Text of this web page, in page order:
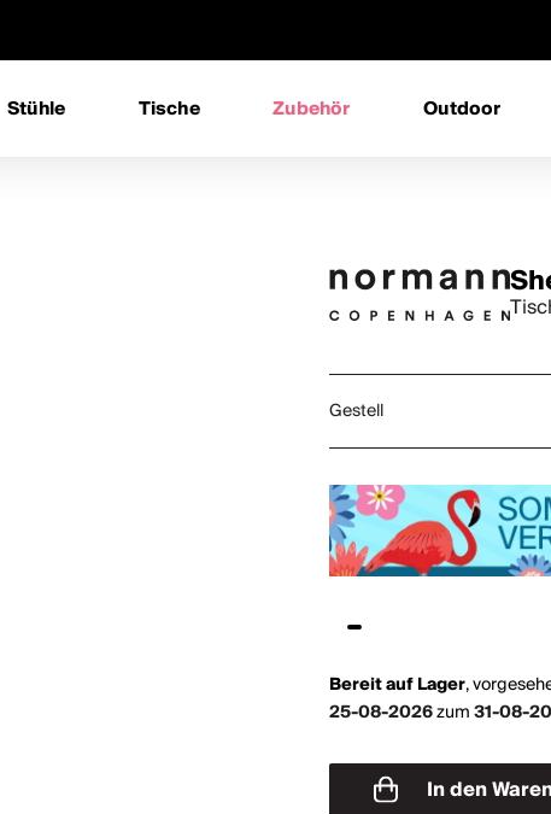
Stühle Tische Zubehör Outdoor
Gestell
Bereit auf Lager,
25-08-2026zum31-08-
In den